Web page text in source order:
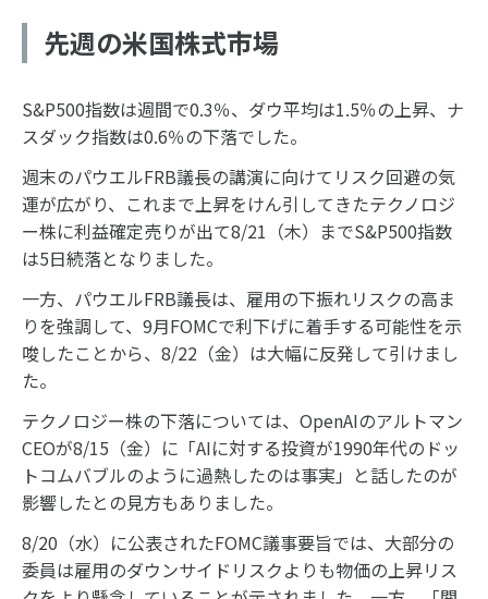
先週の米国株式市場
S&P500指数は週間で0.3％、ダウ平均は1.5％の上昇、ナ
スダック指数は0.6％の下落でした。
週末のパウエルFRB議長の講演に向けてリスク回避の気
運が広がり、これまで上昇をけん引してきたテクノロジ
ー株に利益確定売りが出て8/21（木）までS&P500指数
は5日続落となりました。
一方、パウエルFRB議長は、雇用の下振れリスクの高ま
りを強調して、9月FOMCで利下げに着手する可能性を示
唆したことから、8/22（金）は大幅に反発して引けまし
た。
テクノロジー株の下落については、OpenAIのアルトマン
CEOが8/15（金）に「AIに対する投資が1990年代のドッ
トコムバブルのように過熱したのは事実」と話したのが
影響したとの見方もありました。
8/20（水）に公表されたFOMC議事要旨では、大部分の
委員は雇用のダウンサイドリスクよりも物価の上昇リス